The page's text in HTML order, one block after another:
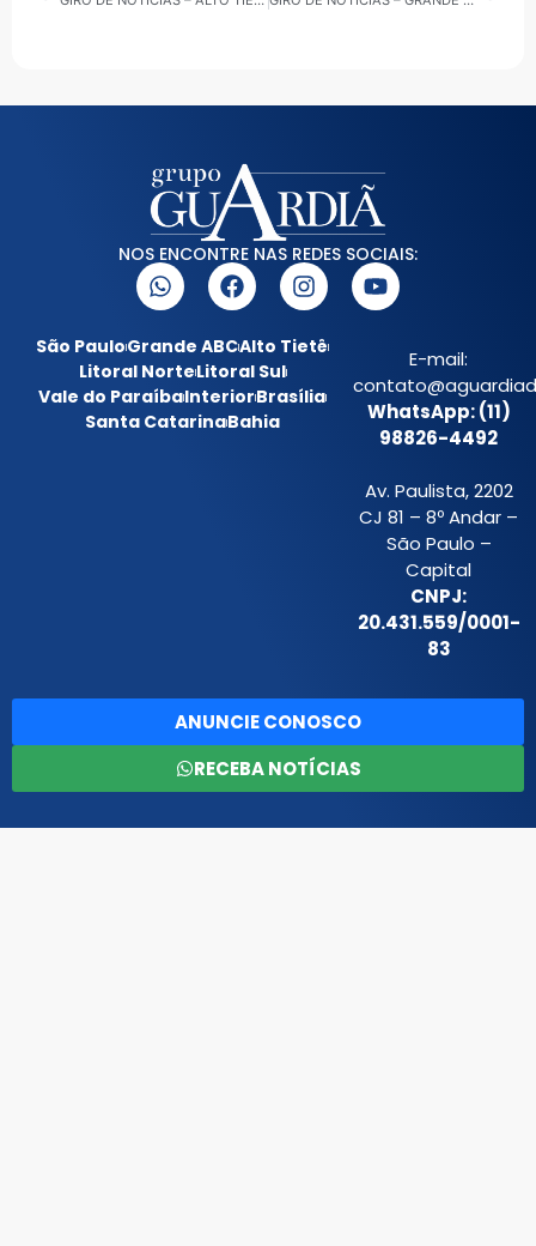
NOS ENCONTRE NAS REDES SOCIAIS:
São PauloGrande ABCAlto Tietê
Litoral NorteLitoral Sul
Vale do ParaíbaInteriorBrasília
Santa CatarinaBahia
E-mail:
WhatsApp: (11)
98826-4492
Av. Paulista, 2202
CJ 81 – 8º Andar –
São Paulo –
Capital
CNPJ:
20.431.559/0001-
83
ANUNCIE CONOSCO
RECEBA NOTÍCIAS